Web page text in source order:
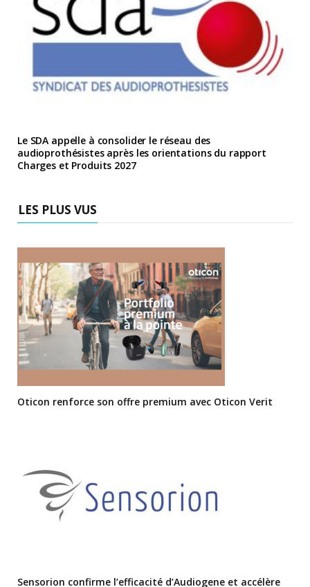
Le SDA appelle à consolider le réseau des
audioprothésistes après les orientations du rapport
Charges et Produits 2027
LES PLUS VUS
Oticon renforce son offre premium avec Oticon Verit
Sensorion confirme l’efficacité d’Audiogene et accélère